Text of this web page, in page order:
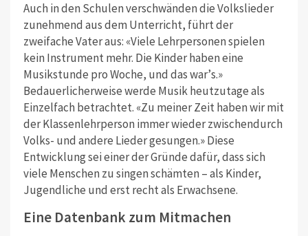
Auch in den Schulen verschwänden die Volkslieder
zunehmend aus dem Unterricht, führt der
zweifache Vater aus: «Viele Lehrpersonen spielen
kein Instrument mehr. Die Kinder haben eine
Musikstunde pro Woche, und das war’s.»
Bedauerlicherweise werde Musik heutzutage als
Einzelfach betrachtet. «Zu meiner Zeit haben wir mit
der Klassenlehrperson immer wieder zwischendurch
Volks- und andere Lieder gesungen.» Diese
Entwicklung sei einer der Gründe dafür, dass sich
viele Menschen zu singenschämten – als Kinder,
Jugendliche und erst recht als Erwachsene.
Eine Datenbank zum Mitmachen